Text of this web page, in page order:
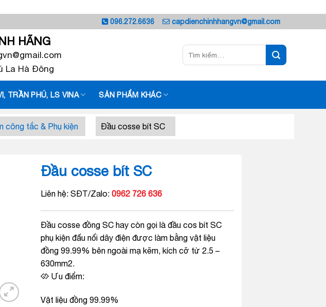
096.272.6636 capdienchinhhangvn@gmail.com
HÃNG
La Hà Đông
Tìm
kiếm:
TRẦN PHÚ, LS VINA SẢN PHẨM KHÁC
công tắc & Phụ kiện Đầu cosse bít SC
Đầu cosse bít SC
Liên hệ: SĐT/Zalo: 0962 726 636
Đầu cosse đồng SC hay còn gọi là đầu cos bít SC
phụ kiện đấu nối dây điện được làm bằng vật liệu
đồng 99.99% bên ngoài mạ kẽm, kích cỡ từ 2.5 –
630mm2.
Ưu điểm:
Vật liệu đồng 99.99%